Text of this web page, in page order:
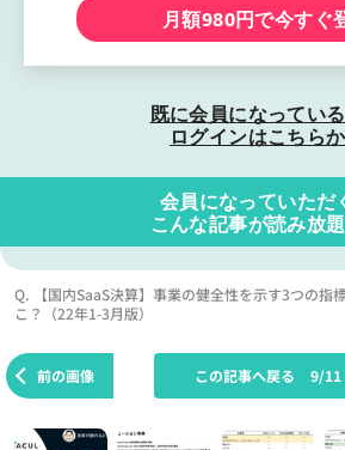
月額980円で今すぐ
既に会員になってい
ログインはこちら
会員になっていただ
こんな記事が読み放
Q. 【国内SaaS決算】事業の健全性を示す3つの指
こ？（22年1-3月版）
前の画像 この記事へ戻る 9/11